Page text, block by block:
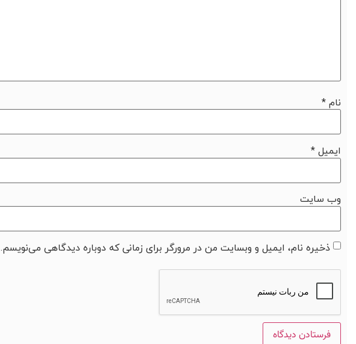
نام *
ایمیل *
وب‌ سایت
ذخیره نام، ایمیل و وبسایت من در مرورگر برای زمانی که دوباره دیدگاهی می‌نویسم.